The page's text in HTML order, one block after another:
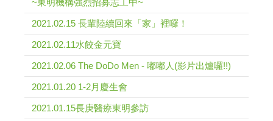
~東明機構強烈招募志工中~
2021.02.15 長輩陸續回來「家」裡囉！
2021.02.11水餃金元寶
2021.02.06 The DoDo Men - 嘟嘟人(影片出爐囉!!)
2021.01.20 1-2月慶生會
2021.01.15長庚醫療東明參訪